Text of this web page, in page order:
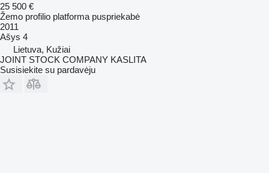
25 500 €
Žemo profilio platforma puspriekabė
2011
Ašys 4
Lietuva, Kužiai
JOINT STOCK COMPANY KASLITA
Susisiekite su pardavėju